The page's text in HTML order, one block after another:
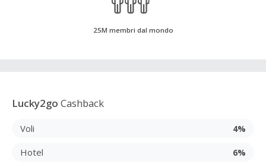
25M membri dal mondo
Lucky2go Cashback
Voli 4%
Hotel 6%